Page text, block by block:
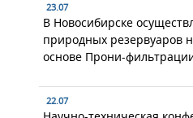
23.07
В Новосибирске
природных резервуаров
основе Прони-
22.07